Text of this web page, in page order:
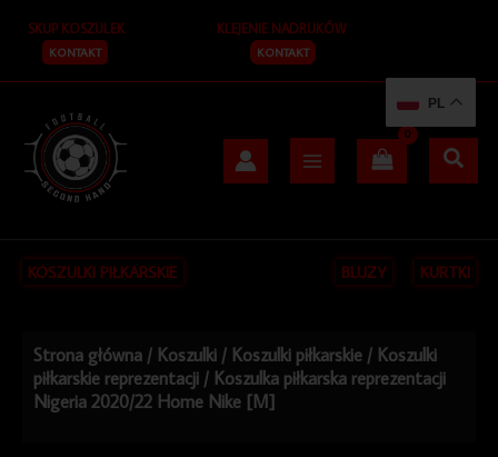
treści
SKUP KOSZULEK
KONTAKT
KLEJENIE NADRUKÓW
KONTAKT
KOSZULKI PIŁKARSKIE BLUZY KURTKI
Strona główna / Koszulki / Koszulki piłkarskie / Koszulki
piłkarskie reprezentacji / Koszulka piłkarska reprezentacji
Nigeria 2020/22 Home Nike [M]
PL